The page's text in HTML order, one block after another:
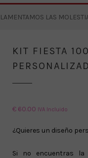
LAS
KIT FIESTA
€ 60.00 IVA Incluido
¿Quieres un diseño
Si no encuentras la